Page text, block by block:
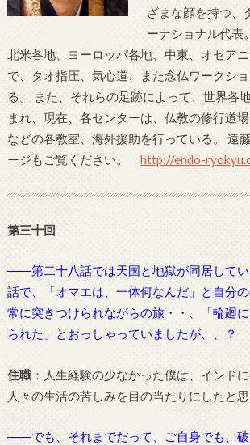
ざまな顔を持つ、
ーナショナル代表
北米各地、ヨーロッパ各地、中東、オセア
で、タオ指圧、気心道、また念仏ワークシ
る。 また、それらの足跡によって、世界各
まれ、現在、各センターは、仏教の修行道
などの各教室、海外援助を行っている。 遠
ージもご覧ください。 http://endo-
第三十回
――第二十八話では天国と地獄が同居して
話で、「オマエは、一体何なんだ」と自分の
常に突きつけられながらの旅・・、「輪廻
られた」とおっしゃっていましたが、、？
住職：人生経験の少なかった僕は、インド
人々の生活の苦しみを目の当たりにしたと思
――でも、それまでだって、ご自身でも、